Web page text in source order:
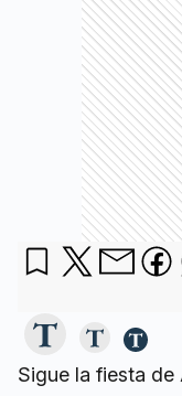
Sigue la fiesta de